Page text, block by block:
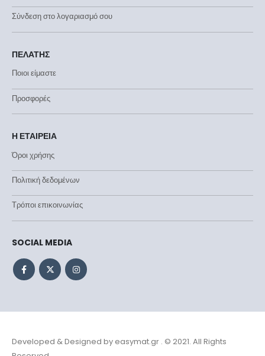
Σύνδεση στο λογαριασμό σου
ΠΕΛΑΤΗΣ
Ποιοι είμαστε
Προσφορές
Η ΕΤΑΙΡΕΙΑ
Όροι χρήσης
Πολιτική δεδομένων
Τρόποι επικοινωνίας
SOCIAL MEDIA
Developed & Designed by easymat.gr . © 2021. All Rights